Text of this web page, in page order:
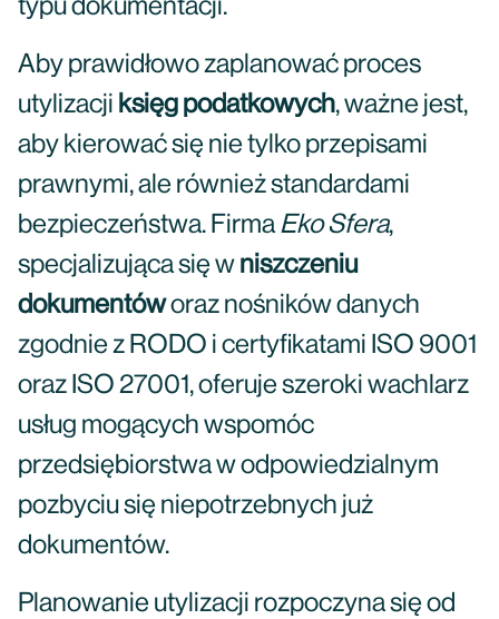
typu dokumentacji.
Aby prawidłowo zaplanować proces
utylizacji księg podatkowych, ważne jest,
aby kierować się nie tylko przepisami
prawnymi, ale również standardami
bezpieczeństwa. FirmaEko Sfera,
specjalizująca się w niszczeniu
dokumentóworaz nośników danych
zgodnie z RODO i certyfikatami ISO 9001
oraz ISO 27001, oferuje szeroki wachlarz
usług mogących wspomóc
przedsiębiorstwa w odpowiedzialnym
pozbyciu się niepotrzebnych już
dokumentów.
Planowanie utylizacji rozpoczyna się od